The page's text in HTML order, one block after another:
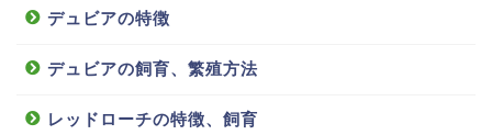
デュビアの特徴
デュビアの飼育、繁殖方法
レッドローチの特徴、飼育